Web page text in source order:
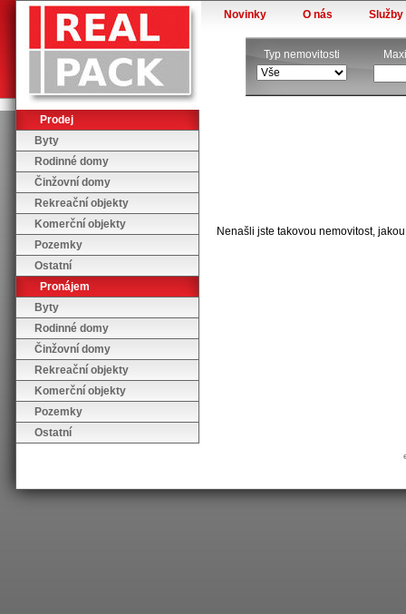
Novinky O nás Služby
Typ nemovitosti
Prodej
Byty
Rodinné domy
Činžovní domy
Rekreační objekty
Komerční objekty
Pozemky
Ostatní
Pronájem
Byty
Rodinné domy
Činžovní domy
Rekreační objekty
Komerční objekty
Pozemky
Ostatní
Nenašli jste takovou nemovitost,